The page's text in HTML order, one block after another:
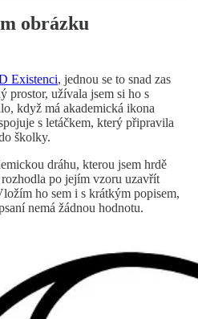
obrázku
Existenci, jednou se to snad zas
prostor, užívala jsem si ho s
když má akademická ikona
s letáčkem, který připravila
školky.
dráhu, kterou jsem hrdě
po jejím vzoru uzavřít
ho sem i s krátkým popisem,
nemá žádnou hodnotu.